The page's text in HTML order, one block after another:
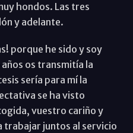
hondos. Las tres
y adelante.
porque he sido y soy
os transmitía la
sería para mí la
se ha visto
vuestro cariño y
juntos al servicio